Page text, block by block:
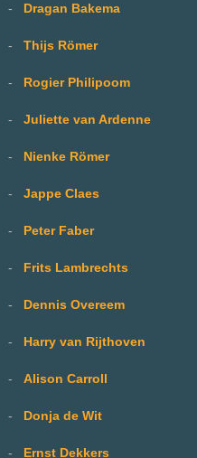
- Dragan Bakema
- Thijs Römer
- Rogier Philipoom
- Juliette van Ardenne
- Nienke Römer
- Jappe Claes
- Peter Faber
- Frits Lambrechts
- Dennis Overeem
- Harry van Rijthoven
- Alison Carroll
- Donja de Wit
- Ernst Dekkers